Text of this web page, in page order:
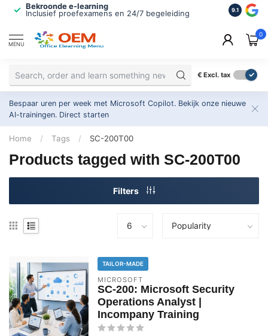
Bekroonde e-learning
Inclusief proefexamens en 24/7 begeleiding
ISO
2.500+
9.1
MENU
0
€ Excl. tax
Bespaar uren per week met Microsoft Copilot. Bekijk onze nieuwe
AI-trainingen. Direct starten
Home / Tags / SC-200T00
Products tagged with SC-200T00
Filters
TAILOR-MADE
MICROSOFT
SC-200: Microsoft Security
Operations Analyst |
Incompany Training